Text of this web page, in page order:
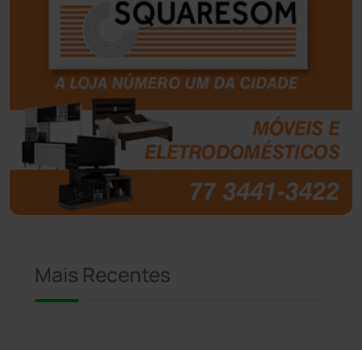
Bom Jesus da Lapa (505)
Boquira (152)
Botuporã
Brasil (7679)
Brumado (31952)
Caetanos
Mais Recentes